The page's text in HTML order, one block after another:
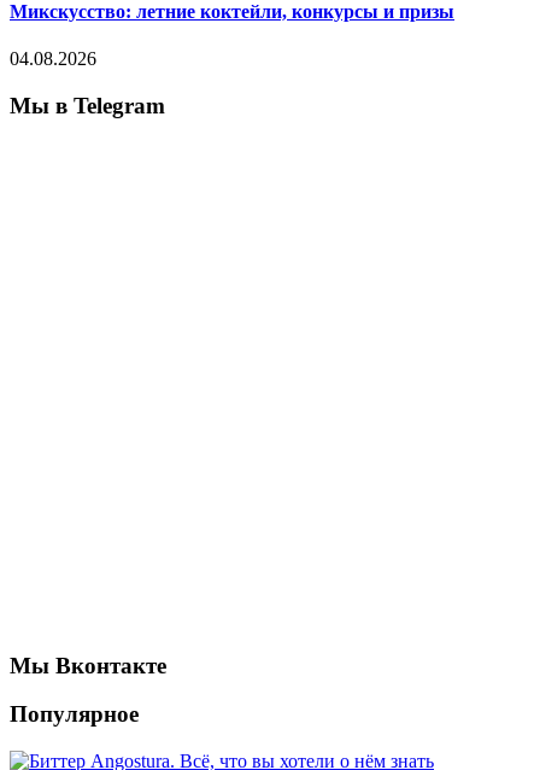
Микскусство: летние коктейли, конкурсы и призы
04.08.2026
Мы в Telegram
Мы Вконтакте
Популярное